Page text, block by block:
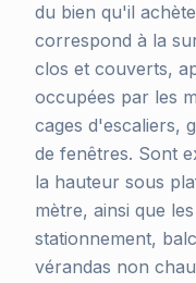
du bien qu'il
correspond à la
clos et couverts,
occupées par les
cages d'escaliers,
de fenêtres. Sont
la hauteur sous
mètre, ainsi que
stationnement,
vérandas non